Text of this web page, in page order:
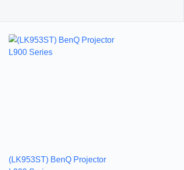
(LK953ST) BenQ Projector